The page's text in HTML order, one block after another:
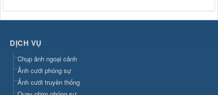
DỊCH VỤ
Chụp ảnh ngoại cảnh
Ảnh cưới phóng sự
Ảnh cưới truyền thống